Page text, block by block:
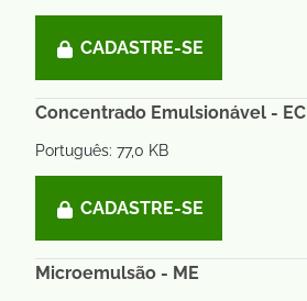
CADASTRE-SE
Concentrado Emulsionável - EC
Português: 77,0 KB
CADASTRE-SE
Microemulsão - ME